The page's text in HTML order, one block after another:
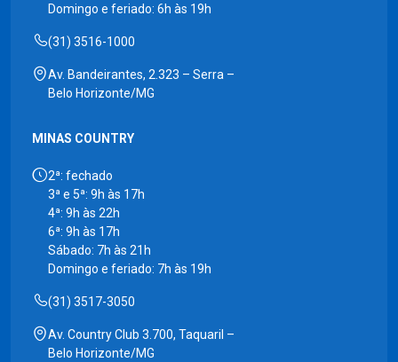
Domingo e feriado: 6h às 19h
(31) 3516-1000
Av. Bandeirantes, 2.323 – Serra –
Belo Horizonte/MG
MINAS COUNTRY
2ª: fechado
3ª e 5ª: 9h às 17h
4ª: 9h às 22h
6ª: 9h às 17h
Sábado: 7h às 21h
Domingo e feriado: 7h às 19h
(31) 3517-3050
Av. Country Club 3.700, Taquaril –
Belo Horizonte/MG